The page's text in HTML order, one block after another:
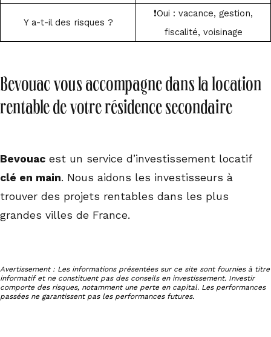
Y a-t-il des risques ?
❗Oui : vacance, gestion,
fiscalité, voisinage
Bevouac vous accompagne dans la location
rentable de votre résidence secondaire
Bevouac est un service d’investissement locatif
clé en main. Nous aidons les investisseurs à
trouver des projets rentables dans les plus
grandes villes de France.
Avertissement : Les informations présentées sur ce site sont fournies à titre
informatif et ne constituent pas des conseils en investissement. Investir
comporte des risques, notamment une perte en capital. Les performances
passées ne garantissent pas les performances futures.